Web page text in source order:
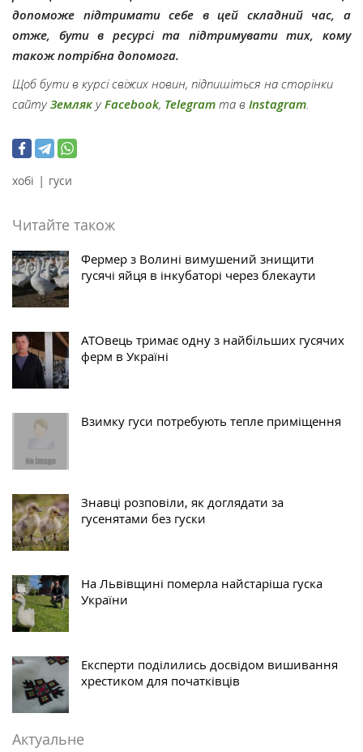
допоможе підтримати себе в цей складний час, а
отже, бути в ресурсі та підтримувати тих, кому
також потрібна допомога.
Щоб бути в курсі свіжих новин, підпишіться на сторінки
сайтуЗемлякуFacebook, Telegram та в Instagram.
хобі | гуси
Читайте також
Фермер з Волині вимушений знищити
гусячі яйця в інкубаторі через блекаути
АТОвець тримає одну з найбільших гусячих
ферм в Україні
Взимку гуси потребують тепле приміщення
Знавці розповіли, як доглядати за
гусенятами без гуски
На Львівщині померла найстаріша гуска
України
Експерти поділились досвідом вишивання
хрестиком для початківців
Актуальне